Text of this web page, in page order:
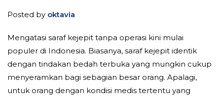
Posted by oktavia
Mengatasi saraf kejepit tanpa operasi kini mulai
populer di Indonesia. Biasanya, saraf kejepit identik
dengan tindakan bedah terbuka yang mungkin cukup
menyeramkan bagi sebagian besar orang. Apalagi,
untuk orang dengan kondisi medis tertentu yang